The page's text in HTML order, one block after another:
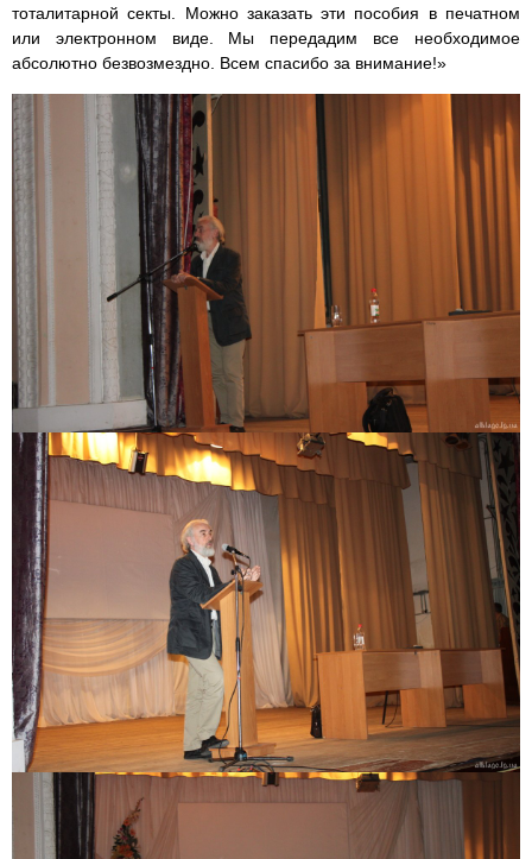
тоталитарной секты. Можно заказать эти пособия в печатном
или электронном виде. Мы передадим все необходимое
абсолютно безвозмездно. Всем спасибо за внимание!»